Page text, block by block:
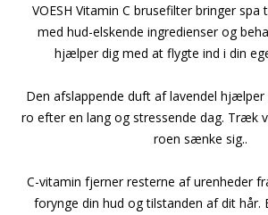
VOESH Vitamin C brusefilter bringer
med hud-elskende ingredienser og
hjælper dig med at flygte ind i din
Den afslappende duft af lavendel
ro efter en lang og stressende dag. Træk
roen sænke sig..
C-vitamin fjerner resterne af urenheder
forynge din hud og tilstanden af dit hår.